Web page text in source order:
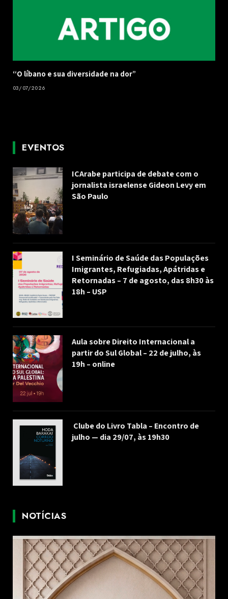
“O líbano e sua diversidade na dor”
03/07/2026
EVENTOS
ICArabe participa de debate com o
jornalista israelense Gideon Levy em
São Paulo
I Seminário de Saúde das Populações
Imigrantes, Refugiadas, Apátridas e
Retornadas – 7 de agosto, das 8h30 às
18h – USP
Aula sobre Direito Internacional a
partir do Sul Global – 22 de julho, às
19h – online
Clube do Livro Tabla – Encontro de
julho — dia 29/07, às 19h30
NOTÍCIAS